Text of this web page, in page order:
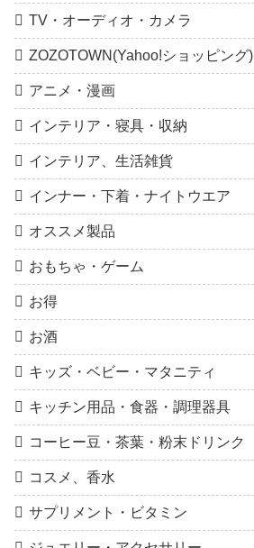
TV・オーディオ・カメラ
ZOZOTOWN(Yahoo!ショッピング)
アニメ・漫画
インテリア・寝具・収納
インテリア、生活雑貨
インナー・下着・ナイトウエア
オススメ製品
おもちゃ・ゲーム
お得
お酒
キッズ・ベビー・マタニティ
キッチン用品・食器・調理器具
コーヒー豆・茶葉・粉末ドリンク
コスメ、香水
サプリメント・ビタミン